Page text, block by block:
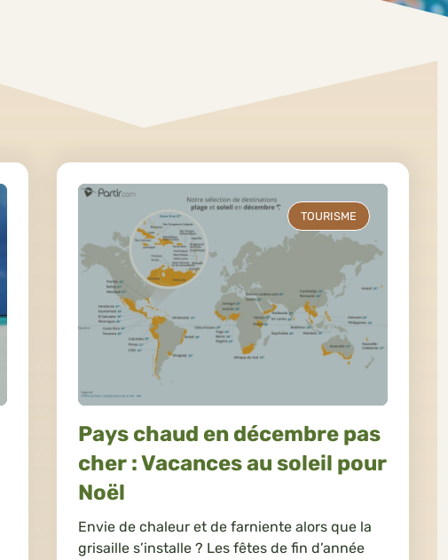
TOURISME
Pays chaud en décembre pas
cher : Vacances au soleil pour
Noël
Envie de chaleur et de farniente alors que la
grisaille s’installe ? Les fêtes de fin d’année